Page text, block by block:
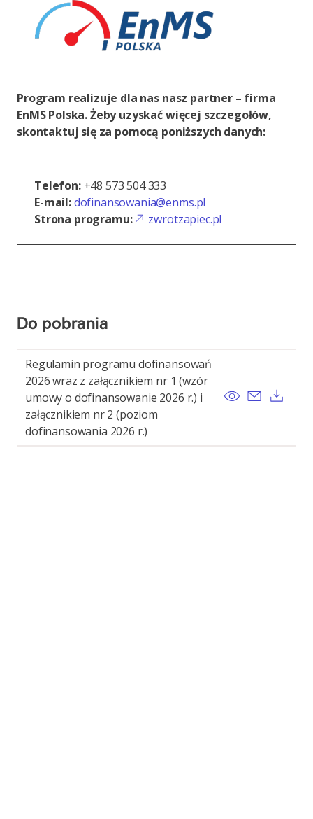
Program realizuje dla nas nasz partner – firma
EnMS Polska. Żeby uzyskać więcej szczegołów,
skontaktuj się za pomocą poniższych danych:
Telefon: +48 573 504 333
E-mail:dofinansowania@enms.pl
Strona programu:
zwrotzapiec.pl
Do pobrania
Regulamin programu dofinansowań
2026 wraz z załącznikiem nr 1 (wzór
umowy o dofinansowanie 2026 r.) i
załącznikiem nr 2 (poziom
dofinansowania 2026 r.)
View Send